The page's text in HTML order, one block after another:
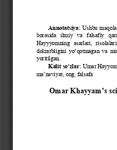
Annotatsiya: Ushbu
borasida  ilmiy  va  falsafiy
Hayyyomning  asarlari,
dolzarbligini yo‘qotmagan va
yoritilgan.
Kalit so‘zlar: Umar
ma’naviyat, ong, falsafa
Omar Khayyam’s